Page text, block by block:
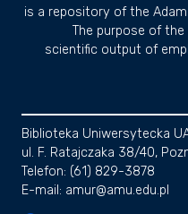
is a repository of the
The purpose of
scientific output of
Biblioteka Uniwersytecka
ul. F. Ratajczaka 38/40,
Telefon: (61) 829-3878
E-mail: amur@amu.edu.pl